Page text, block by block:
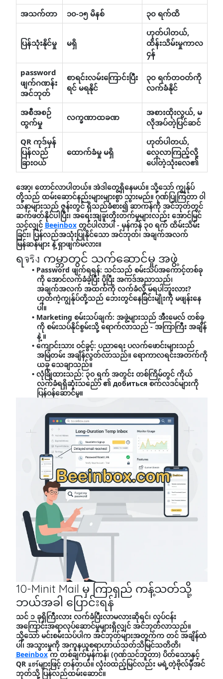
အသက်တာ ၁၀-၁၅ မိနစ် ၃၀ ရက်ထိ
ပြန်သုံးနိုင်မှု မရှိ
ဟုတ်ပါတယ်,
ထိန်းသိမ်းမှုကာလ
၄န်
password
ဖျက်ဂဏန်း
အင်ဘုတ်
စာရင်းလမ်းကြောင်းပြီး
ရင် မရနိုင်
၃၀ ရက်တဝတ်ကို
လက်ခံ‌‌နိုင်
အစီအစဉ်
ထွက်မှု
လက္ခဏာထခဏ
အစားထိုးလွယ်, မ
လိုအပ်တဲ့ပြင်ဆင်
QR ကုဒ်မှန်
ပြန်လည်
ခြားဝယ်
ထောက်ခံမှု မရှိ
ဟုတ်ပါတယ်,
လေ့လာကြည့်လို့
ပေါ်တဲ့သုံးလေ၏
အော့၊ တောင်လာပါတယ်။ အဲဒါတွေ့ရှိနေမယ်။ သို့သော် ကျွန်ုပ်
တို့သည် ထမ်းဆောင်နည်းများများစွာ သွားမည်။ ဂုဏ်ပြုကြတာ ၀ါ
သနာများသည် ဇွန်းတွင် ရှိသည်ခံစား၍ ဆာကန်ကို အင်ဘုတ်တွင်
ဆက်ဖတ်နိုင်ပါပြီး၊ အရေးအျခူးတိုးတက်မှုများလည်း အောင်မြင်
သင့်လျှင် Beeinboxတွင်ပါလာပါ - မှန်ကန် ၃၀ ရက် ထိမ်းသိမ်း
ခြင်း၊ ပြန်လည်အသုံးပြုနိုင်သော အင်ဘုတ်၊ အချက်အလက်
မြန်ဆန်များ နဲ့ ရှာဖျက်မလား။
ရจริง ကမ္ဘာတွင် သက်ဆောင်မှု အဖွဲ့
Password ဖျက်ရရန်: သင်သည် စမ်းသပ်အကောင့်တစ်ခု
ကို အောင်လက်ခံခဲ့ပြီး ပိုပြီး အကဒ်အညာသည်၊
အချက်အလက် အထက်ကို လက်ခံလို့ မရပါဘူးလား?
ဟုတ်ကဲ့ကျွန်ုပ်တို့သည် ဘေးတွင်နေခြင်းမျိုးကို မဖျန်းနေ
ပါ။
Marketing စမ်းသပ်ချက်: အဖွဲ့များသည် အီးမေလ် တစ်ခု
ကို စမ်းသပ်နိုင်စွမ်းသို့ ရောက်လာသည် - အကြာကြီး အချိန်
နဲ့ ။
ကျောင်းသား ဝင်ခွင့်: ပညာရေး ပလက်ဖောင်းများသည်
အမြဲတမ်း အချိန်လွတ်လာသည်။ ရောကာလရင်းအတက်ကို
ယခု သေချာသည်။
လုံခြုံထားသည်:၃၀ ရက် အတွင်း တစ်ကြိမ်တွင် ကိုယ်
လက်ခံရရှိဆုံးသည်ော် ၏ добиться စက်လဒင်များကို
ပြန်ဝန်ဆောင်မှု။
10-Minit Mail မှ ကြာရှည် ကန့်သတ်သို့
ဘယ်အခါ ပြောင်းရန်
သင် ၁ ခုရှိကြီးလား လက်ခံပြီးလာမလားဆိုရင်၊ လုပ်ငန်း
အကြောင်းအရာလုပ်ဆောင်မှုများရှိလျှင် အင်ဘုတ်လာသည်။
သို့သော် မင်းစမ်းသပ်ပါက အင်ဘုတ်များအတွက်က တင် အချိန်ထဲ
ပါ၊ အသွားမှုကို အကူနယူစရာဟာယ်သတ်သိမြင်သတိတိ၊
Beeinboxက တစ်ချက်မှန်ကန်၊ (ဂုဏ်သင်ဘူတာ) ပိတ်သောနှင့်
QR แชร์များဖြင့် တန်တယ်။ လုံးဝထည့်မြင်လည်း မရဲ့တဲ့ဗိုလ်မှီအင်
ဘုတ်သို့ ပြန်လည်ထမ်းဆောင်။